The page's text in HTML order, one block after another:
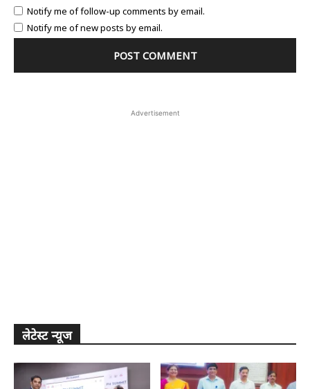
Notify me of follow-up comments by email.
Notify me of new posts by email.
Advertisement
लेटेस्ट न्यूज